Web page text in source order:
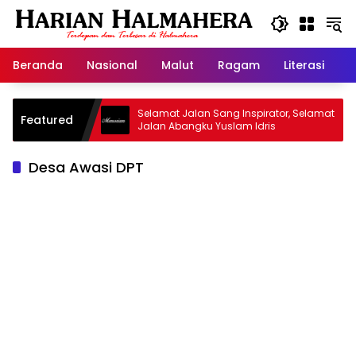
Langsung
Beranda
Nasional Malut Ragam Literasi
Featured
Warisan
Selamat Jalan Sang Inspirator, Selamat
Jalan Abangku Yuslam Idris
Desa Awasi DPT